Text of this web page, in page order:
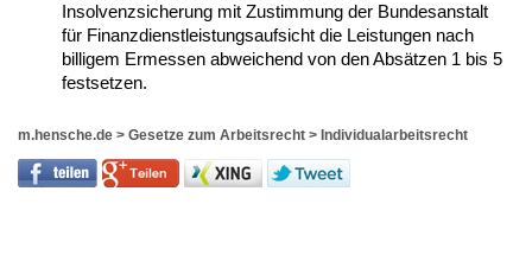
Insolvenzsicherung mit Zustimmung der Bundesanstalt
für Finanzdienstleistungsaufsicht die Leistungen nach
billigem Ermessen abweichend von den Absätzen 1 bis 5
festsetzen.
m.hensche.de > Gesetze zum Arbeitsrecht > Individualarbeitsrecht